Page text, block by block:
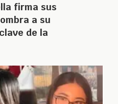
firma sus
a su
de la